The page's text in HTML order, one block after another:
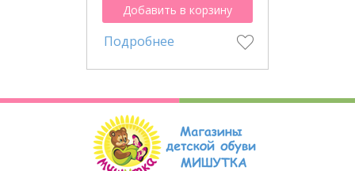
Добавить в корзину
Подробнее